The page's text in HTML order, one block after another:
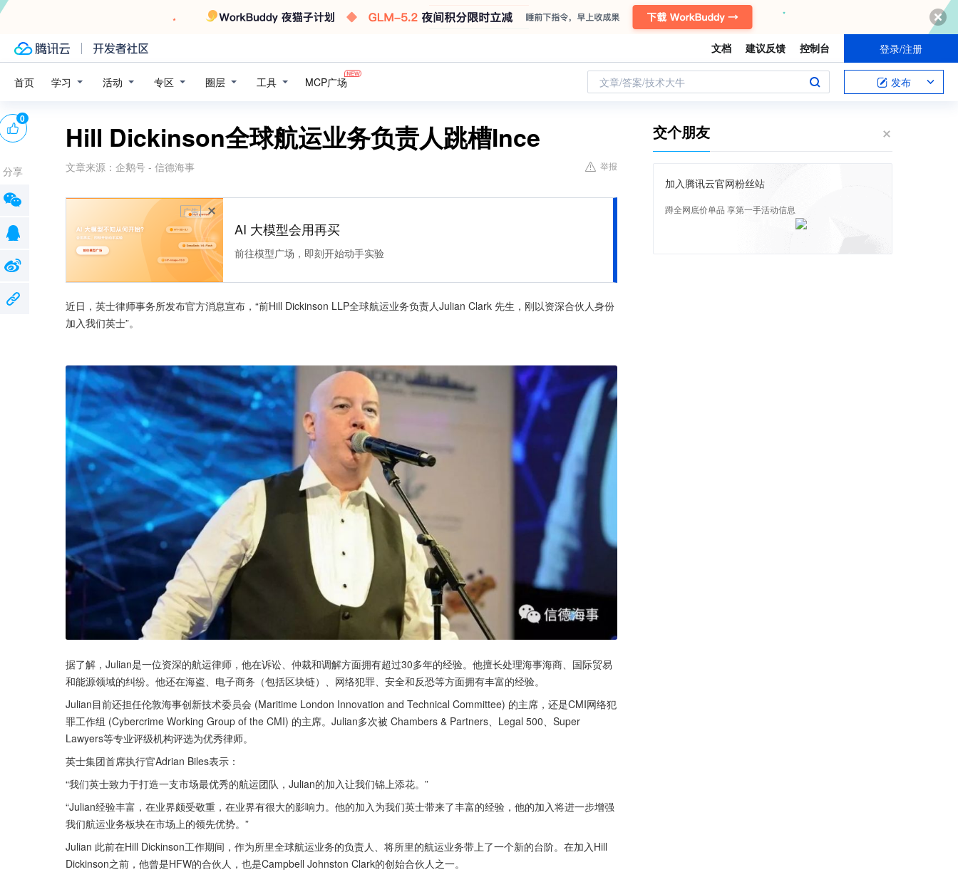
文档 建议反馈 控制台 登录/注册
首页 学习 活动 专区 圈层 工具 MCP广场 文章/答案/技术大牛 发布
Hill Dickinson全球航运业务负责人跳槽Ince
文章来源： 企鹅号 - 信德海事 举报
广告
AI 大模型会用再买
前往模型广场，即刻开始动手实验
近日，英士律师事务所发布官方消息宣布，“前Hill Dickinson LLP全球航运业务负责人Julian Clark 先生，刚以资深合伙人身份
加入我们英士”。
据了解，Julian是一位资深的航运律师，他在诉讼、仲裁和调解方面拥有超过30多年的经验。他擅长处理海事海商、国际贸易
和能源领域的纠纷。他还在海盗、电子商务（包括区块链）、网络犯罪、安全和反恐等方面拥有丰富的经验。
Julian目前还担任伦敦海事创新技术委员会 (Maritime London Innovation and Technical Committee) 的主席，还是CMI网络犯
罪工作组 (Cybercrime Working Group of the CMI) 的主席。Julian多次被 Chambers & Partners、Legal 500、Super
Lawyers等专业评级机构评选为优秀律师。
英士集团首席执行官Adrian Biles表示：
“我们英士致力于打造一支市场最优秀的航运团队，Julian的加入让我们锦上添花。”
“Julian经验丰富，在业界颇受敬重，在业界有很大的影响力。他的加入为我们英士带来了丰富的经验，他的加入将进一步增强
我们航运业务板块在市场上的领先优势。”
Julian 此前在Hill Dickinson工作期间，作为所里全球航运业务的负责人、将所里的航运业务带上了一个新的台阶。在加入Hill
Dickinson之前，他曾是HFW的合伙人，也是Campbell Johnston Clark的创始合伙人之一。
0
分享
交个朋友
加入腾讯云官网粉丝站
蹲全网底价单品 享第一手活动信息